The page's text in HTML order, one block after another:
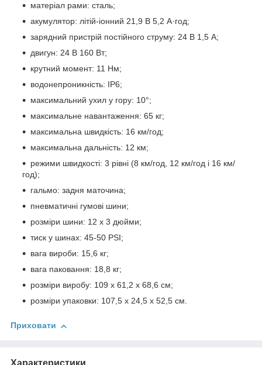
матеріал рами: сталь;
акумулятор: літій-іонний 21,9 В 5,2 А·год;
зарядний пристрій постійного струму: 24 В 1,5 А;
двигун: 24 В 160 Вт;
крутний момент: 11 Нм;
водонепроникність: IP6;
максимальний ухил у гору: 10°;
максимальне навантаження: 65 кг;
максимальна швидкість: 16 км/год;
максимальна дальність: 12 км;
режими швидкості: 3 рівні (8 км/год, 12 км/год і 16 км/
год);
гальмо: задня маточина;
пневматичні гумові шини;
розміри шини: 12 x 3 дюйми;
тиск у шинах: 45-50 PSI;
вага вироби: 15,6 кг;
вага паковання: 18,8 кг;
розміри виробу: 109 x 61,2 x 68,6 см;
розміри упаковки: 107,5 x 24,5 x 52,5 см.
Приховати